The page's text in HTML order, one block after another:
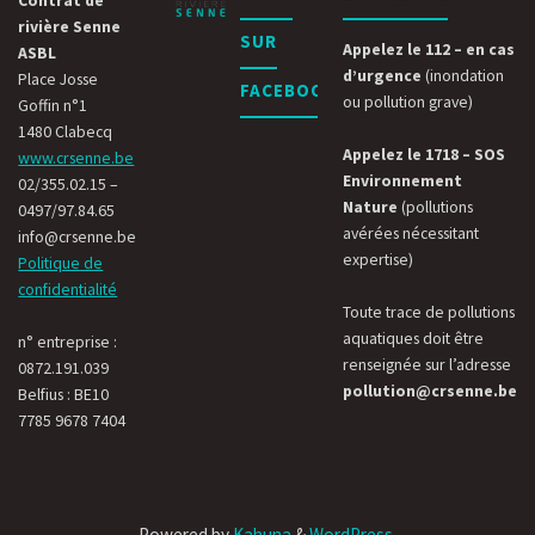
rivière Senne
ASBL
Place Josse
Goffin n°1
1480 Clabecq
www.crsenne.be
02/355.02.15 –
0497/97.84.65
info@crsenne.be
Politique de
confidentialité
n° entreprise :
0872.191.039
Belfius : BE10
7785 9678 7404
SUR
FACEBOOK
Appelez le 112 – en cas
d’urgence (inondation
ou pollution grave)
Appelez le 1718 – SOS
Environnement
Nature (pollutions
avérées nécessitant
expertise)
Toute trace de pollutions
aquatiques doit être
renseignée sur l’adresse
pollution@crsenne.be